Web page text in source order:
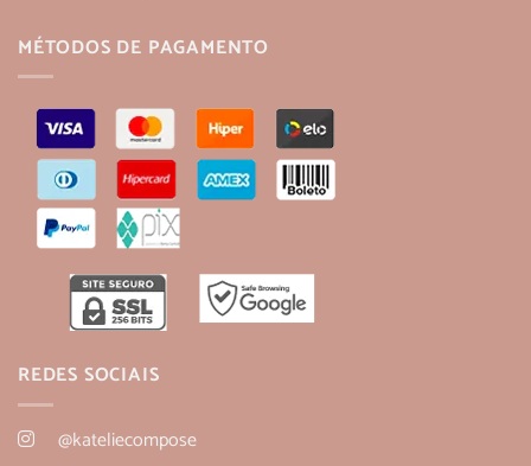
MÉTODOS DE PAGAMENTO
REDES SOCIAIS
@kateliecompose